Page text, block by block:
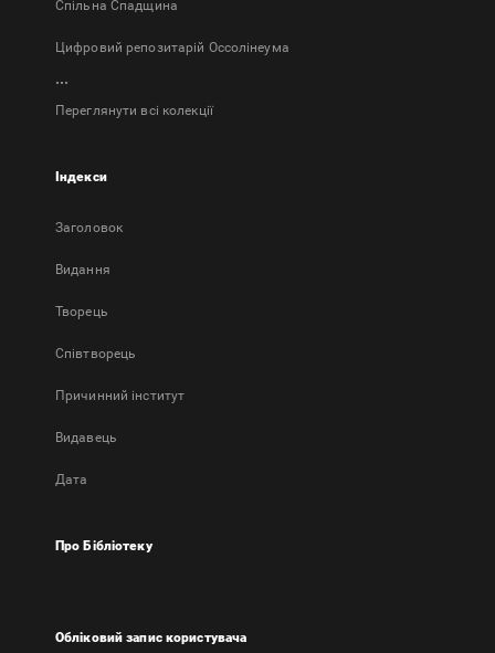
Спільна Спадщина
Цифровий репозитарій Оссолінеума
...
Переглянути всі колекції
Індекси
Заголовок
Bидання
Творець
Співтворець
Причинний інститут
Видавець
Дата
Про Бібліотеку
Обліковий запис користувача